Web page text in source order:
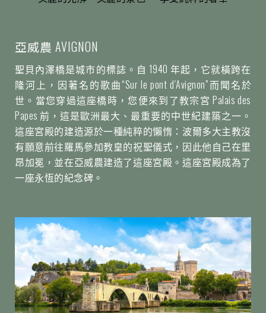
亞威農 AVIGNON
聖貝內澤橋是城市的標誌。自 1940 年起，它就橫跨在
隆河上，因著名的歌曲“Sur le pont d′Avignon”而聞名於
世。當您穿過這座橋時，您便來到了教宗宮 Palais des
Papes 前，這是歐洲最大、最重要的中世紀建築之一。
這座宮殿的建造源於一種純粹的懶惰：波爾多大主教沒
有願意前往羅馬參加教皇的祝聖儀式，因此他自己在里
昂加冕，並在亞威農建造了這座宮殿。這座宮殿成為了
一座永恆的紀念碑。